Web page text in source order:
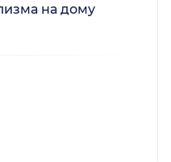
на дому